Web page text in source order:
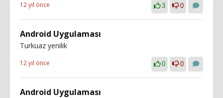
12 yıl önce 3 0
Android Uygulaması
Turkuaz yenilik
12 yıl önce 0 0
Android Uygulaması